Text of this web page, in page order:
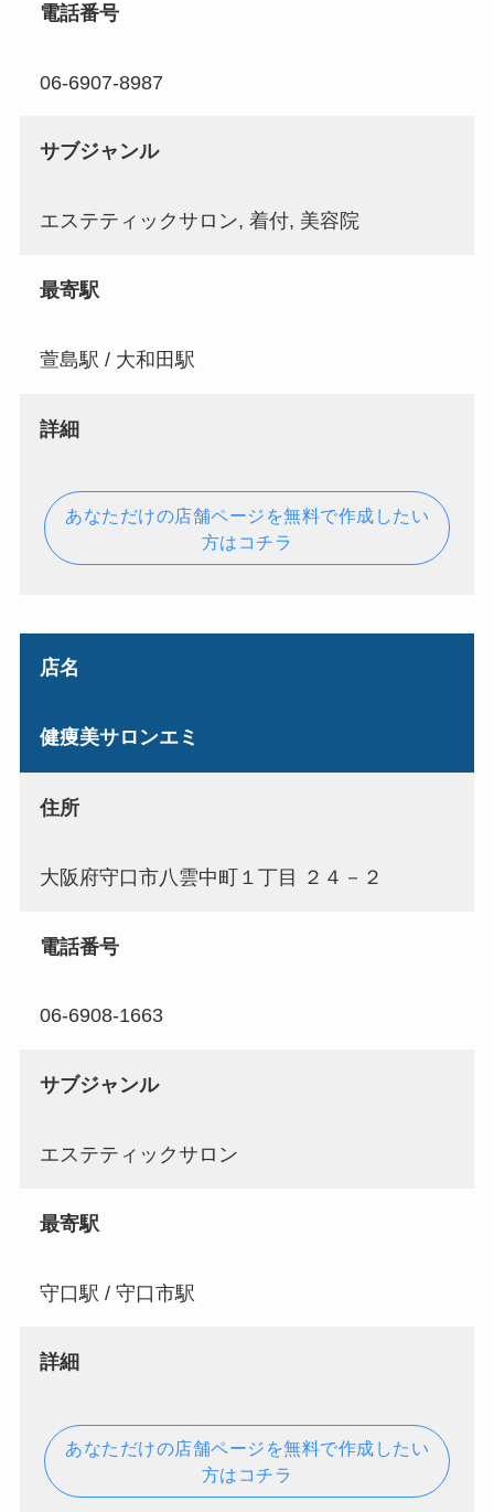
電話番号
06-6907-8987
サブジャンル
エステティックサロン, 着付, 美容院
最寄駅
萱島駅 / 大和田駅
詳細
あなただけの店舗ページを無料で作成したい
方はコチラ
店名
健痩美サロンエミ
住所
大阪府守口市八雲中町１丁目 ２４－２
電話番号
06-6908-1663
サブジャンル
エステティックサロン
最寄駅
守口駅 / 守口市駅
詳細
あなただけの店舗ページを無料で作成したい
方はコチラ